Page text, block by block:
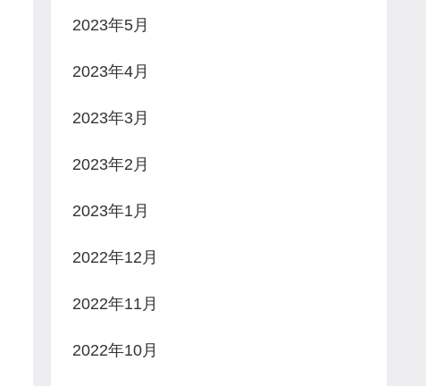
2023年5月
2023年4月
2023年3月
2023年2月
2023年1月
2022年12月
2022年11月
2022年10月